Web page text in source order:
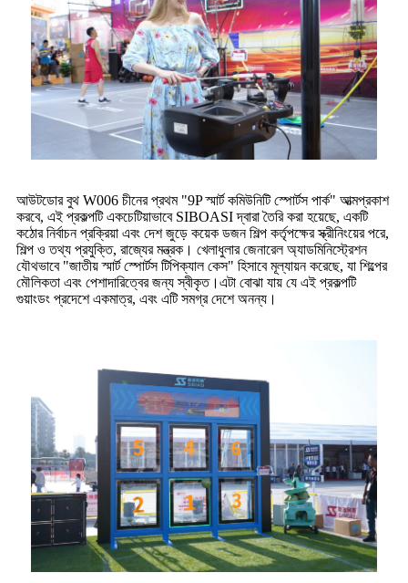
আউটডোর বুথ W006 চীনের প্রথম "9P স্মার্ট কমিউনিটি স্পোর্টস পার্ক" আত্মপ্রকাশ
করবে, এই প্রকল্পটি একচেটিয়াভাবে SIBOASI দ্বারা তৈরি করা হয়েছে, একটি
কঠোর নির্বাচন প্রক্রিয়া এবং দেশ জুড়ে কয়েক ডজন শিল্প কর্তৃপক্ষের স্ক্রীনিংয়ের পরে,
শিল্প ও তথ্য প্রযুক্তি, রাজ্যের মন্ত্রক। খেলাধুলার জেনারেল অ্যাডমিনিস্ট্রেশন
যৌথভাবে "জাতীয় স্মার্ট স্পোর্টস টিপিক্যাল কেস" হিসাবে মূল্যায়ন করেছে, যা শিল্পের
মৌলিকতা এবং পেশাদারিত্বের জন্য স্বীকৃত।এটা বোঝা যায় যে এই প্রকল্পটি
গুয়াংডং প্রদেশে একমাত্র, এবং এটি সমগ্র দেশে অনন্য।‍